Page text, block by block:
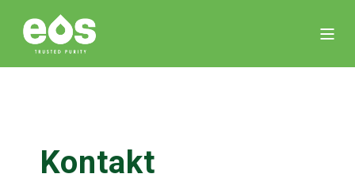
Kontakt